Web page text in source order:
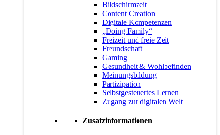
Bildschirmzeit
Content Creation
Digitale Kompetenzen
„Doing Family“
Freizeit und freie Zeit
Freundschaft
Gaming
Gesundheit & Wohlbefinden
Meinungsbildung
Partizipation
Selbstgesteuertes Lernen
Zugang zur digitalen Welt
Zusatzinformationen